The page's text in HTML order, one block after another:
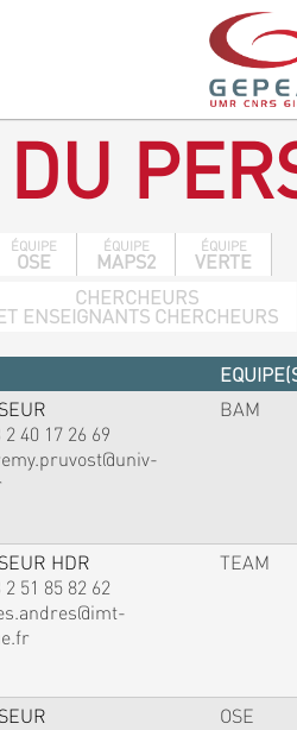
ÉQUIPE
OSE
ÉQUIPE
MAPS2
ÉQUIPE
VERTE
CHERCHEURS
ENSEIGNANTS CHERCHEURS
2 40 17 26 69
BAM
HDR
2 51 85 82 62
TEAM
OSE